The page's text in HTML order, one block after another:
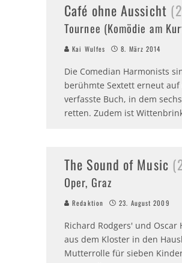
Café ohne Aussicht
Tournee (Komödie am
Kai Wulfes 8. März 2014
Die Comedian Harmonists
berühmte Sextett erneut
verfasste Buch, in dem
retten. Zudem ist
The Sound of Music
Oper, Graz
Redaktion 23. August 2009
Richard Rodgers' und
aus dem Kloster in den
Mutterrolle für sieben